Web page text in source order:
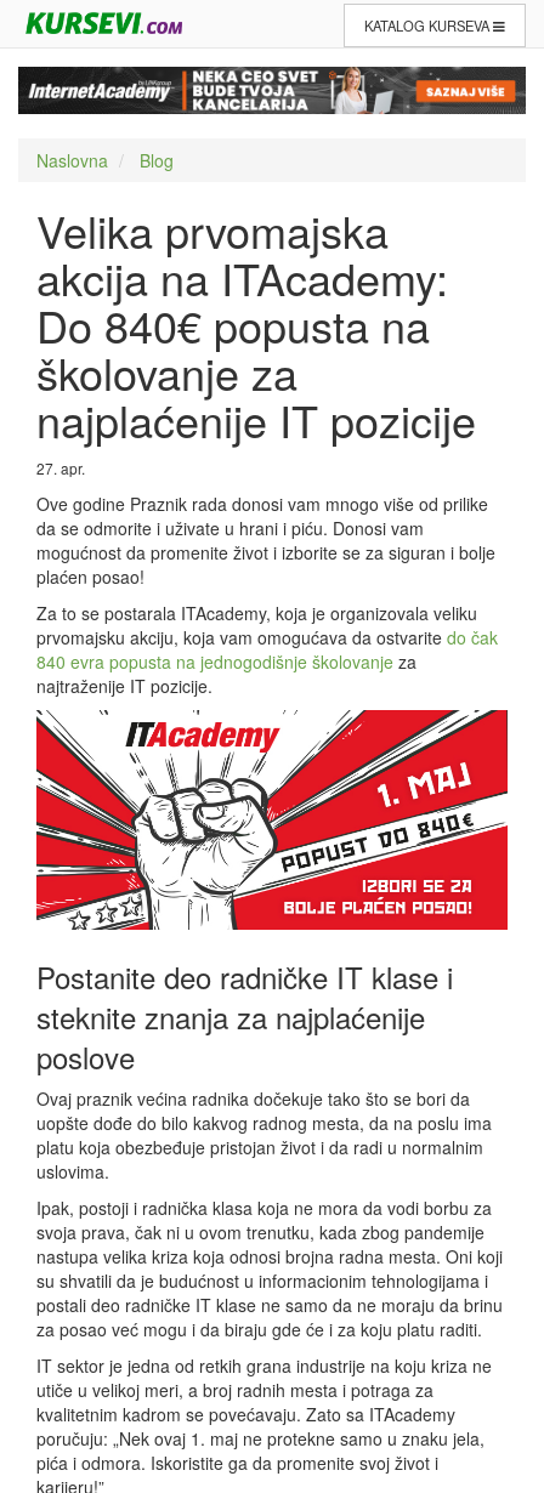
KATALOG KURSEVA
Naslovna Blog
Velika prvomajska
akcija na ITAcademy:
Do 840€ popusta na
školovanje za
najplaćenije IT pozicije
27. apr.
Ove godine Praznik rada donosi vam mnogo više od prilike
da se odmorite i uživate u hrani i piću. Donosi vam
mogućnost da promenite život i izborite se za siguran i bolje
plaćen posao!
Za to se postarala ITAcademy, koja je organizovala veliku
prvomajsku akciju, koja vam omogućava da ostvarite do čak
840 evra popusta na jednogodišnje školovanje za
najtraženije IT pozicije.
Postanite deo radničke IT klase i
steknite znanja za najplaćenije
poslove
Ovaj praznik većina radnika dočekuje tako što se bori da
uopšte dođe do bilo kakvog radnog mesta, da na poslu ima
platu koja obezbeđuje pristojan život i da radi u normalnim
uslovima.
Ipak, postoji i radnička klasa koja ne mora da vodi borbu za
svoja prava, čak ni u ovom trenutku, kada zbog pandemije
nastupa velika kriza koja odnosi brojna radna mesta. Oni koji
su shvatili da je budućnost u informacionim tehnologijama i
postali deo radničke IT klase ne samo da ne moraju da brinu
za posao već mogu i da biraju gde će i za koju platu raditi.
IT sektor je jedna od retkih grana industrije na koju kriza ne
utiče u velikoj meri, a broj radnih mesta i potraga za
kvalitetnim kadrom se povećavaju. Zato sa ITAcademy
poručuju: „Nek ovaj 1. maj ne protekne samo u znaku jela,
pića i odmora. Iskoristite ga da promenite svoj život i
karijeru!”